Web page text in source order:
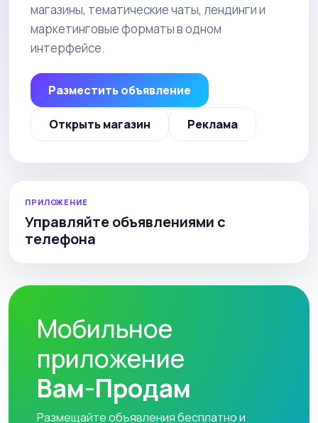
магазины, тематические чаты, лендинги и
маркетинговые форматы в одном
интерфейсе.
Разместить объявление
Открыть магазин Реклама
ПРИЛОЖЕНИЕ
Управляйте объявлениями с
телефона
Мобильное
приложение
Вам-Продам
Размещайте объявления бесплатно и